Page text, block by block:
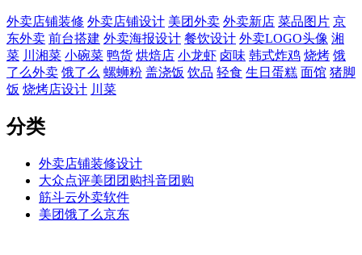
外卖店铺装修 外卖店铺设计 美团外卖 外卖新店 菜品图片 京
东外卖 前台搭建 外卖海报设计 餐饮设计 外卖LOGO头像 湘
菜 川湘菜 小碗菜 鸭货 烘焙店 小龙虾 卤味 韩式炸鸡 烧烤 饿
了么外卖 饿了么 螺蛳粉 盖浇饭 饮品 轻食 生日蛋糕 面馆 猪脚
饭 烧烤店设计 川菜
分类
外卖店铺装修设计
大众点评美团团购抖音团购
筋斗云外卖软件
美团饿了么京东